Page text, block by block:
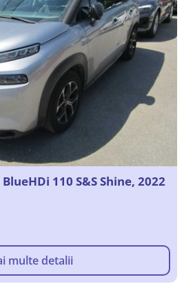
110 S&S Shine, 2022
multe detalii